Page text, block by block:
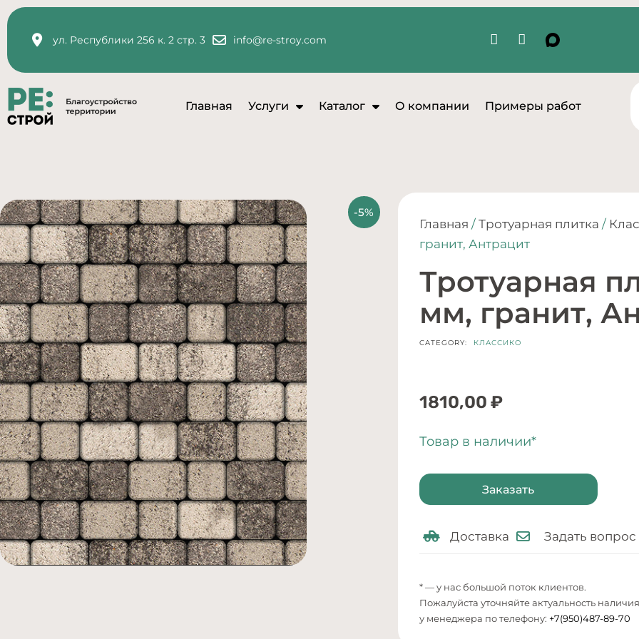
ул. Республики 256 к. 2 стр. 3 info@re-stroy.com
Главная Услуги Каталог О компании Примеры работ
Главная / Тротуарная плитка /
гранит, Антрацит
Тротуарная
мм, гранит,
CATEGORY: КЛАССИКО
1810,00 ₽
Товар в наличии*
Заказать
Доставка Задать вопрос
* — у нас большой поток клиентов.
Пожалуйста уточняйте актуальность наличия
у менеджера по телефону: +7(950)487-89-70